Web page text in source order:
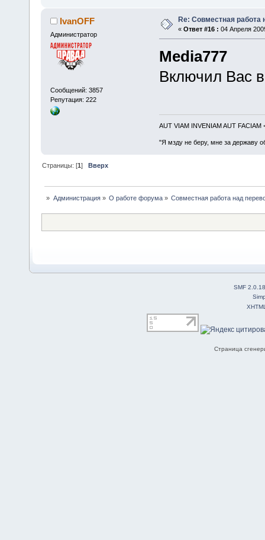
IvanOFF
Администратор
Сообщений: 3857
Репутация: 222
Re: Совместная работа
« Ответ #16 : 04 Апреля
Media777
Включил Вас в
AUT VIAM INVENIAM AUT FACIAM
"Я мзду не беру, мне за державу
Страницы: [1]Вверх
» Администрация» О работе форума» Совместная работа над
SMF 2.0.18
Страница